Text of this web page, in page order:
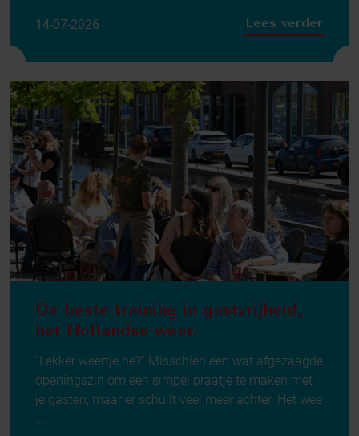
14-07-2026 Lees verder
De beste training in gastvrijheid,
het Hollandse weer.
“Lekker weertje he?” Misschien een wat afgezaagde
openingszin om een simpel praatje te maken met
je gasten, maar er schuilt veel meer achter. Het wee
...